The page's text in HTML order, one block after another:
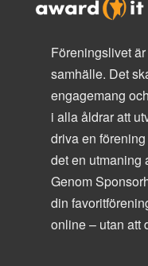
Föreningslivet
samhälle. Det
engagemang
i alla åldrar att
driva en
det en utmaning
Genom
din
online – utan att